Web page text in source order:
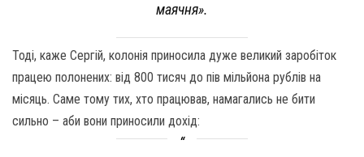
маячня».
Тоді, каже Сергій, колонія приносила дуже великий заробіток
працею полонених: від 800 тисяч до пів мільйона рублів на
місяць. Саме тому тих, хто працював, намагались не бити
сильно – аби вони приносили дохід: